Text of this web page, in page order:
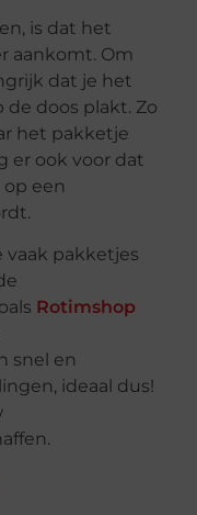
is dat het
aankomt. Om
dat je het
doos plakt. Zo
het pakketje
er ook voor dat
een
vaak pakketjes
Rotimshop
snel en
ideaal dus!